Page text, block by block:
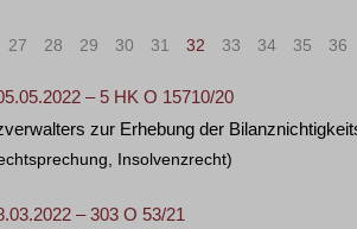
27 28 29 30 31 32 33 34 35 36
– 5 HK O 15710/20
zur Erhebung der
Insolvenzrecht)
– 303 O 53/21